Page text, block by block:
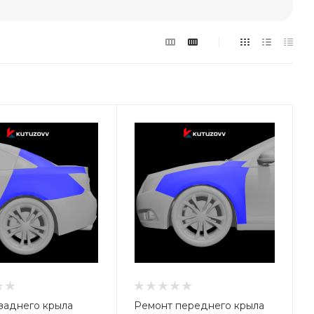
крыла Ремонт переднего крыла